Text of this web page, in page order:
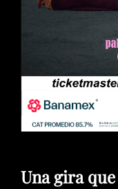
Una gira